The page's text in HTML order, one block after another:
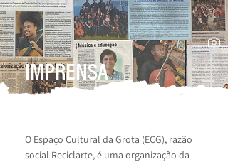
IMPRENSA
O Espaço Cultural da Grota (ECG), razão
social Reciclarte, é uma organização da